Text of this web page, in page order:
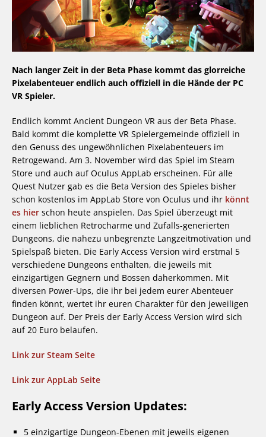
Nach langer Zeit in der Beta Phase kommt das glorreiche
Pixelabenteuer endlich auch offiziell in die Hände der PC
VR Spieler.
Endlich kommt Ancient Dungeon VR aus der Beta Phase.
Bald kommt die komplette VR Spielergemeinde offiziell in
den Genuss des ungewöhnlichen Pixelabenteuers im
Retrogewand. Am 3. November wird das Spiel im Steam
Store und auch auf Oculus AppLab erscheinen. Für alle
Quest Nutzer gab es die Beta Version des Spieles bisher
schon kostenlos im AppLab Store von Oculus und ihr könnt
es hier schon heute anspielen. Das Spiel überzeugt mit
einem lieblichen Retrocharme und Zufalls-generierten
Dungeons, die nahezu unbegrenzte Langzeitmotivation und
Spielspaß bieten. Die Early Access Version wird erstmal 5
verschiedene Dungeons enthalten, die jeweils mit
einzigartigen Gegnern und Bossen daherkommen. Mit
diversen Power-Ups, die ihr bei jedem eurer Abenteuer
finden könnt, wertet ihr euren Charakter für den jeweiligen
Dungeon auf. Der Preis der Early Access Version wird sich
auf 20 Euro belaufen.
Link zur Steam Seite
Link zur AppLab Seite
Early Access Version Updates:
5 einzigartige Dungeon-Ebenen mit jeweils eigenen